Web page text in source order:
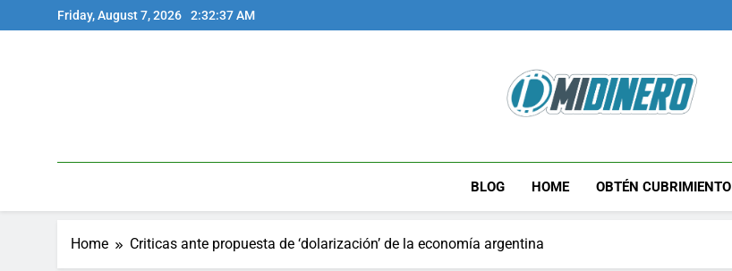
to
Friday, August 7, 2026 2:32:37 AM
Midinero.co
BLOG HOME OBTÉN CUBRIMIENTO
Home Criticas ante propuesta de ‘dolarización’ de la economía argentina